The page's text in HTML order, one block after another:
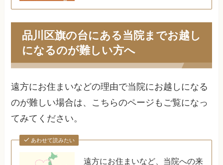
品川区旗の台にある当院までお越し
になるのが難しい方へ
遠方にお住まいなどの理由で当院にお越しになる
のが難しい場合は、こちらのページもご覧になっ
てみてください。
あわせて読みたい
遠方にお住まいなど、当院への来